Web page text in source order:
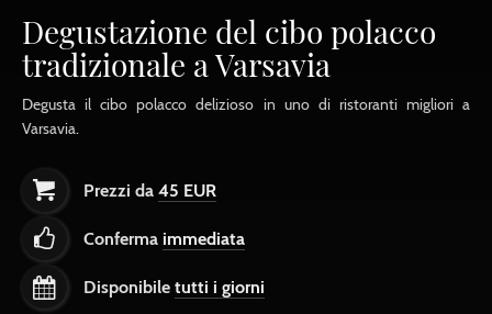
Degustazione del cibo polacco
tradizionale a Varsavia
Degusta il cibo polacco delizioso in uno di ristoranti migliori a
Varsavia.
Prezzi da 45 EUR
Conferma immediata
Disponibile tutti i giorni